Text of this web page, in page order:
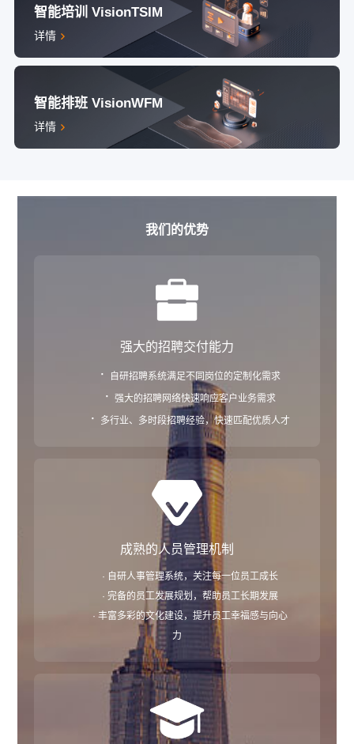
智能培训 VisionTSIM
详情
智能排班 VisionWFM
详情
我们的优势
强大的招聘交付能力
· 自研招聘系统满足不同岗位的定制化需求
· 强大的招聘网络快速响应客户业务需求
· 多行业、多时段招聘经验，快速匹配优质人才
成熟的人员管理机制
· 自研人事管理系统，关注每一位员工成长
· 完备的员工发展规划，帮助员工长期发展
· 丰富多彩的文化建设，提升员工幸福感与向心
力